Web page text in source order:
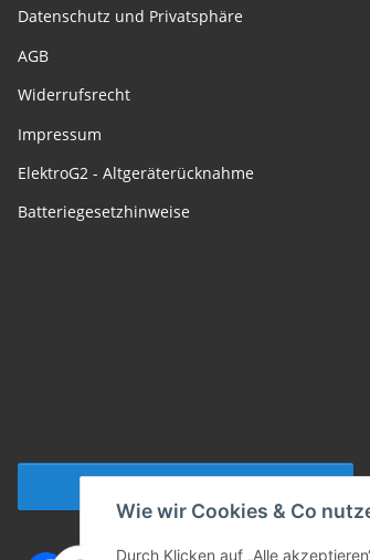
Wie wir Cookies & Co
Durch Klicken auf „Alle
Datenschutz und Privatsphäre
AGB
Widerrufsrecht
Impressum
ElektroG2 - Altgeräterücknahme
Batteriegesetzhinweise